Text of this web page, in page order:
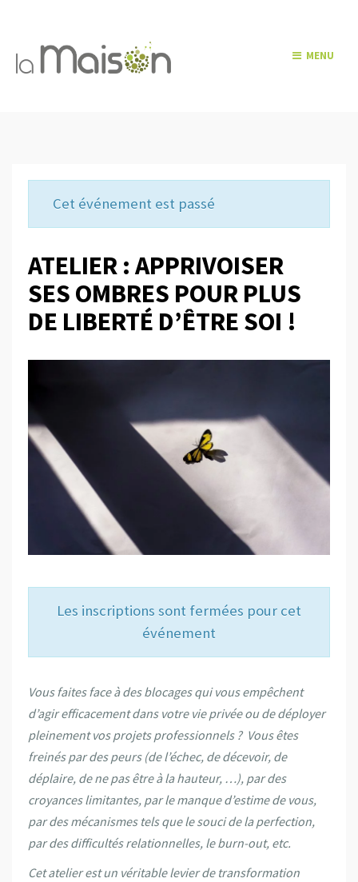
MENU
Cet événement est passé
ATELIER : APPRIVOISER
SES OMBRES POUR PLUS
DE LIBERTÉ D’ÊTRE SOI !
Les inscriptions sont fermées pour cet
événement
Vous faites face à des blocages qui vous empêchent
d’agir efficacement dans votre vie privée ou de déployer
pleinement vos projets professionnels ? Vous êtes
freinés par des peurs (de l’échec, de décevoir, de
déplaire, de ne pas être à la hauteur, …), par des
croyances limitantes, par le manque d’estime de vous,
par des mécanismes tels que le souci de la perfection,
par des difficultés relationnelles, le burn-out, etc.
Cet atelier est un véritable levier de transformation